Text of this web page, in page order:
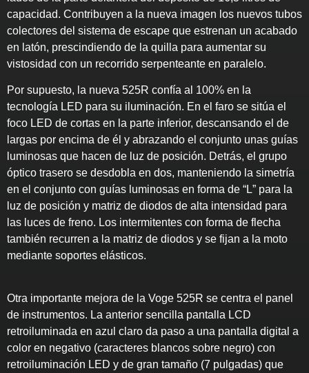
capacidad. Contribuyen a la nueva imagen los nuevos tubos
colectores del sistema de escape que estrenan un acabado
en latón, prescindiendo de la quilla para aumentar su
vistosidad con un recorrido serpenteante en paralelo.
Por supuesto, la nueva 525R confía al 100% en la
tecnología LED para su iluminación. En el faro se sitúa el
foco LED de cortas en la parte inferior, descansando el de
largas por encima de él y abrazando el conjunto unas guías
luminosas que hacen de luz de posición. Detrás, el grupo
óptico trasero se desdobla en dos, manteniendo la simetría
en el conjunto con guías luminosas en forma de “L” para la
luz de posición y matriz de diodos de alta intensidad para
las luces de freno. Los intermitentes con forma de flecha
también recurren a la matriz de diodos y se fijan a la moto
mediante soportes elásticos.
Otra importante mejora de la Voge 525R se centra el panel
de instrumentos. La anterior sencilla pantalla LCD
retroiluminada en azul claro da paso a una pantalla digital a
color en negativo (caracteres blancos sobre negro) con
retroiluminación LED y de gran tamaño (7 pulgadas) que